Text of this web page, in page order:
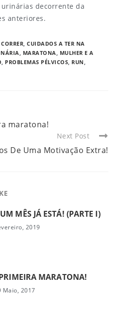
decorrente da
anteriores.
CORRER, CUIDADOS A TER NA
, MARATONA, MULHER E A
, PROBLEMAS PÉLVICOS, RUN,
maratona!
Next Post
De Uma Motivação Extra!
MÊS JÁ ESTÁ! (PARTE I)
2019
MARATONA!
Maio, 2017